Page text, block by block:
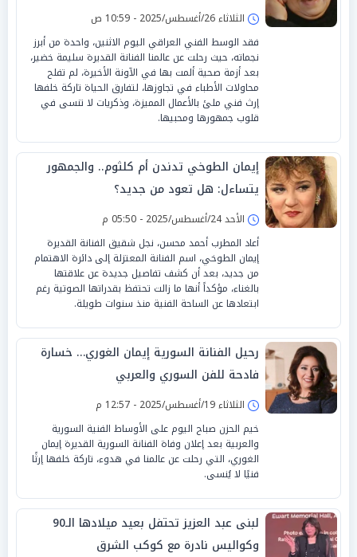
الثلاثاء 26/أغسطس/2025 - 10:59 ص
فقد الوسط الفني العراقي اليوم الاثنين، واحدة من أبرز
نجماته، حيث رحلت عن عالمنا الفنانة القديرة سليمة خضير،
بعد أزمة صحية ألمت بها في الآونة الأخيرة، لم تفلح
محاولات الأطباء في تجاوزها، لتفارق الحياة تاركة خلفها
إرث فني ملئ بالأعمال المميزة، وذكريات لا تنسى في
قلوب جمهورها ومحبيها.
إيمان الطوخي تدندن أم كلثوم.. والجمهور
يتساءل: هل تعود من جديد؟
الأحد 24/أغسطس/2025 - 05:50 م
أعاد المطرب أحمد محسن، نجل شقيق الفنانة القديرة
إيمان الطوخي، اسم الفنانة المعتزلة إلى دائرة الاهتمام
من جديد، بعد أن كشف تفاصيل جديدة عن علاقتها
بالغناء، مؤكداً أنها ما زالت تحتفظ بقدراتها الصوتية رغم
ابتعادها عن الساحة الفنية منذ سنوات طويلة.
رحيل الفنانة السورية إيمان الغوري… خسارة
فادحة للفن السوري والعربي
الثلاثاء 19/أغسطس/2025 - 12:57 م
خيم الحزن صباح اليوم على الأوساط الفنية السورية
والعربية بعد إعلان وفاة الفنانة السورية القديرة إيمان
الغوري، التي رحلت عن عالمنا في هدوء، تاركة خلفها إرثًا
فنيًا لا يُنسى.
لبنى عبد العزيز تحتفل بعيد ميلادها الـ90
وكواليس نادرة مع كوكب الشرق